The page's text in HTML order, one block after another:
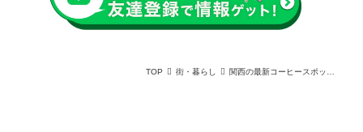
TOP 街・暮らし